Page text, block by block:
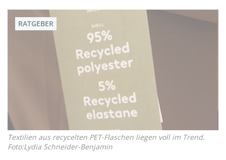
teilentwittern teilen teilen
RATGEBER
Textilien aus recycelten PET-Flaschen liegen voll im Trend.
Foto:Lydia Schneider-Benjamin